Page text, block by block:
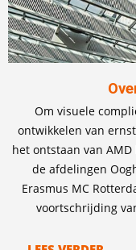
Om visuele
ontwikkelen van
het ontstaan van
de afdelingen
Erasmus MC
voortschrijding